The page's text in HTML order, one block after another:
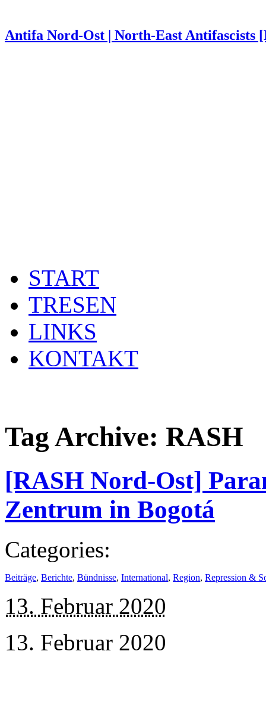
Antifa Nord-Ost | North-East Antifascists
START
TRESEN
LINKS
KONTAKT
Tag Archive: RASH
[RASH Nord-Ost]
Zentrum in Bogotá
Categories:
Beiträge, Berichte, Bündnisse, International, Region, Repression &
13. Februar 2020
13. Februar 2020